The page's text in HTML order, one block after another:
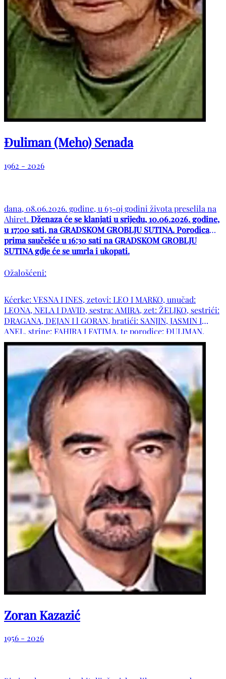
Đuliman (Meho) Senada
1962 - 2026
dana, 08.06.2026. godine, u 63-oj godini života preselila na
Ahiret. Dženaza će se klanjati u srijedu, 10.06.2026. godine,
u 17:00 sati, na GRADSKOM GROBLJU SUTINA. Porodica
prima saučešće u 16:30 sati na GRADSKOM GROBLJU
SUTINA gdje će se umrla i ukopati.
Ožalošćeni:
Kćerke: VESNA I INES, zetovi: LEO I MARKO, unučad:
LEONA, NELA I DAVID, sestra: AMIRA, zet: ŽELJKO, sestrići:
DRAGANA, DEJAN I l GORAN, bratići: SANJIN, JASMIN I
ANEL, strine: FAHIRA I FATIMA, te porodice: ĐULIMAN,
OMANOVIĆ, PUCE, MITROVIĆ, MILJANIĆ, kao i ostala
mnogobrojna rodbina, prijatelji, komšije i poznanici.
Zoran Kazazić
1956 - 2026